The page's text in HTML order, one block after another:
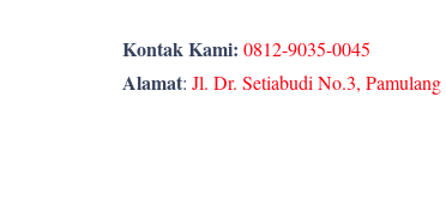
Kontak Kami: 0812-9035-0045
Alamat: Jl. Dr. Setiabudi No.3,